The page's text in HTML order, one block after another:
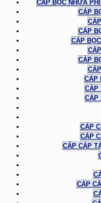
CÁP BỌC NHỰA
CÁP
CÁP
CÁP
CÁP
CÁP
CÁP
CÁP
CÁP
CÁP
CẤP CÁP
CÁP